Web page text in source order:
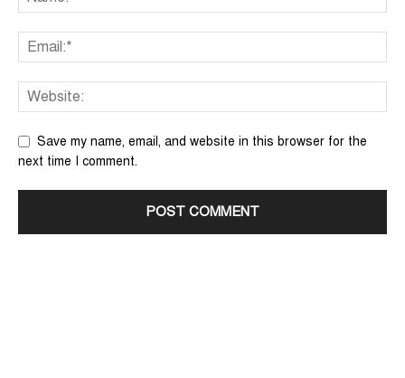
Save my name, email, and website in this browser for the
next time I comment.